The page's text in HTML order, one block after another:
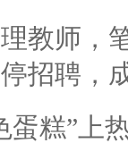
教师，
招聘，
蛋糕”上